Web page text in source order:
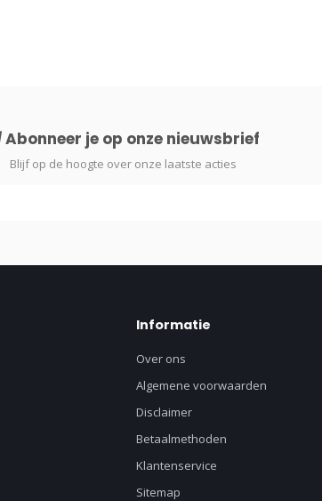
Abonneer je op onze nieuwsbrief
Blijf op de hoogte over onze laatste acties
Informatie
Over ons
Algemene voorwaarden
Disclaimer
Betaalmethoden
Klantenservice
Sitemap